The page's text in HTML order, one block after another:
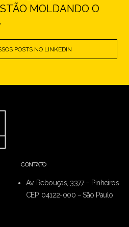
MOLDANDO O
POSTS NO LINKEDIN
CONTATO
Av. Rebouças, 3377 – Pinheiros
CEP: 04122-000 – São Paulo